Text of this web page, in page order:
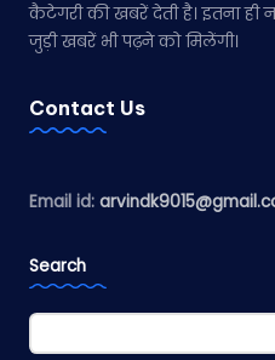
कैटेगरी की खबरें देती है। इतना
जुड़ी खबरें भी पढ़ने को मिलेंगी।
Contact Us
Email id:
Search